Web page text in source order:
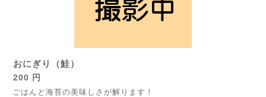
おにぎり（鮭）
200 円
ごはんと海苔の美味しさが解ります！